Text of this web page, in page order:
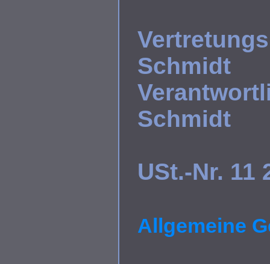
Schmidt
Schmidt
USt.-Nr. 11
Allgemeine